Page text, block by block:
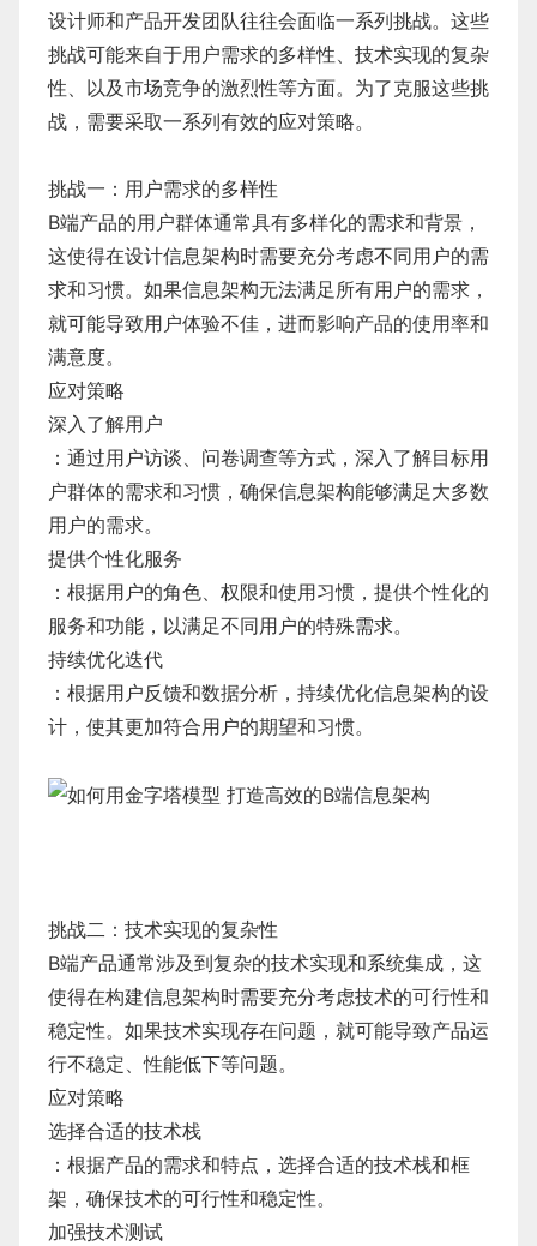
设计师和产品开发团队往往会面临一系列挑战。这些
挑战可能来自于用户需求的多样性、技术实现的复杂
性、以及市场竞争的激烈性等方面。为了克服这些挑
战，需要采取一系列有效的应对策略。
挑战一：用户需求的多样性
B端产品的用户群体通常具有多样化的需求和背景，
这使得在设计信息架构时需要充分考虑不同用户的需
求和习惯。如果信息架构无法满足所有用户的需求，
就可能导致用户体验不佳，进而影响产品的使用率和
满意度。
应对策略
深入了解用户
：通过用户访谈、问卷调查等方式，深入了解目标用
户群体的需求和习惯，确保信息架构能够满足大多数
用户的需求。
提供个性化服务
：根据用户的角色、权限和使用习惯，提供个性化的
服务和功能，以满足不同用户的特殊需求。
持续优化迭代
：根据用户反馈和数据分析，持续优化信息架构的设
计，使其更加符合用户的期望和习惯。
挑战二：技术实现的复杂性
B端产品通常涉及到复杂的技术实现和系统集成，这
使得在构建信息架构时需要充分考虑技术的可行性和
稳定性。如果技术实现存在问题，就可能导致产品运
行不稳定、性能低下等问题。
应对策略
选择合适的技术栈
：根据产品的需求和特点，选择合适的技术栈和框
架，确保技术的可行性和稳定性。
加强技术测试